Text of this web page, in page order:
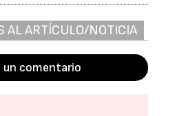
AL ARTÍCULO/NOTICIA
un comentario